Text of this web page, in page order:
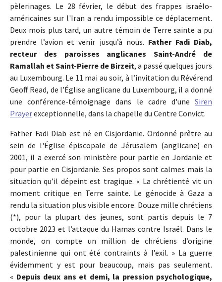
pèlerinages. Le 28 février, le début des frappes israélo-
américaines sur l'Iran a rendu impossible ce déplacement.
Deux mois plus tard, un autre témoin de Terre sainte a pu
prendre l’avion et venir jusqu’à nous. Father Fadi Diab,
recteur des paroisses anglicanes Saint-André de
Ramallah et Saint-Pierre de Birzeit, a passé quelques jours
au Luxembourg. Le 11 mai au soir, à l’invitation du Révérend
Geoff Read, de l’Église anglicane du Luxembourg, il a donné
une conférence-témoignage dans le cadre d'une Siren
Prayerexceptionnelle, dans la chapelle du Centre Convict.
Father Fadi Diab est né en Cisjordanie. Ordonné prêtre au
sein de l'Église épiscopale de Jérusalem (anglicane) en
2001, il a exercé son ministère pour partie en Jordanie et
pour partie en Cisjordanie. Ses propos sont calmes mais la
situation qu’il dépeint est tragique. « La chrétienté vit un
moment critique en Terre sainte. Le génocide à Gaza a
rendu la situation plus visible encore. Douze mille chrétiens
(*), pour la plupart des jeunes, sont partis depuis le 7
octobre 2023 et l’attaque du Hamas contre Israël. Dans le
monde, on compte un million de chrétiens d’origine
palestinienne qui ont été contraints à l’exil. » La guerre
évidemment y est pour beaucoup, mais pas seulement.
« Depuis deux ans et demi, la pression psychologique,